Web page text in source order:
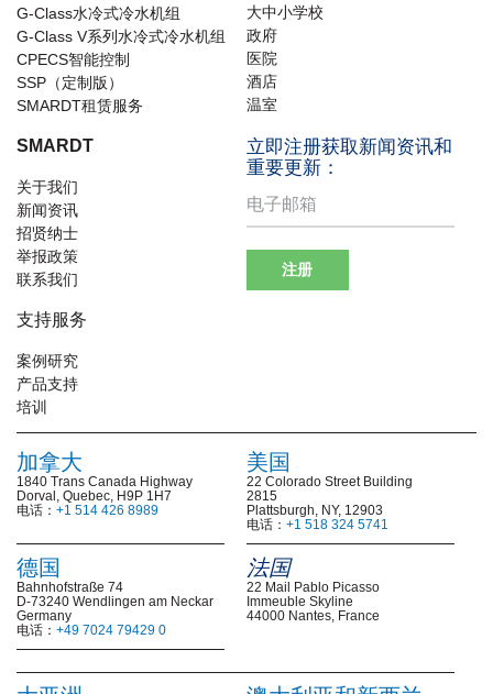
G-Class水冷式冷水机组
G-Class V系列水冷式冷水机组
CPECS智能控制
SSP（定制版）
SMARDT租赁服务
大中小学校
政府
医院
酒店
温室
SMARDT
关于我们
新闻资讯
招贤纳士
举报政策
联系我们
支持服务
案例研究
产品支持
培训
立即注册获取新闻资讯和
重要更新：
注册
加拿大
1840 Trans Canada Highway
Dorval, Quebec, H9P 1H7
电话： +1 514 426 8989
美国
22 Colorado Street Building
2815
Plattsburgh, NY, 12903
电话： +1 518 324 5741
德国
Bahnhofstraße 74
D-73240 Wendlingen am Neckar
Germany
电话： +49 7024 79429 0
法国
22 Mail Pablo Picasso
Immeuble Skyline
44000 Nantes, France